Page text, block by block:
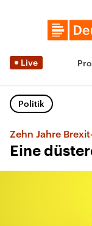
Live
Politik
Zehn Jahre
Eine